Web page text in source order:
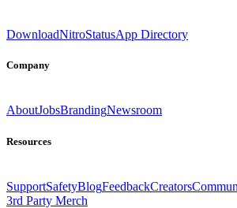
DownloadNitroStatusApp Directory
Company
AboutJobsBrandingNewsroom
Resources
SupportSafetyBlogFeedbackCreators
3rd Party Merch